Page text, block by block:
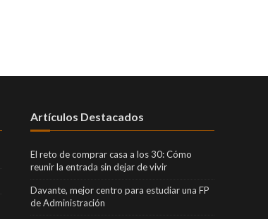
Artículos Destacados
El reto de comprar casa a los 30: Cómo
reunir la entrada sin dejar de vivir
Davante, mejor centro para estudiar una FP
de Administración